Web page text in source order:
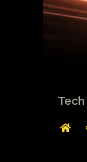
Tech